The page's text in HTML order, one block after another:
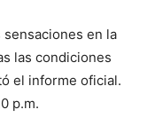
en la
las condiciones
el informe oficial.
p.m.